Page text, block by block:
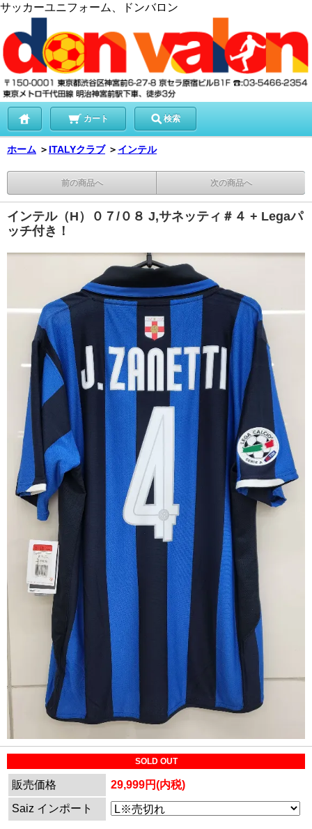
サッカーユニフォーム、ドンバロン
カート 検索
ホーム ＞ ITALYクラブ ＞ インテル
前の商品へ 次の商品へ
インテル（H）０７/０８ J,サネッティ＃４ + Legaパ
ッチ付き！
SOLD OUT
販売価格
29,999円(内税)
Saiz インポート